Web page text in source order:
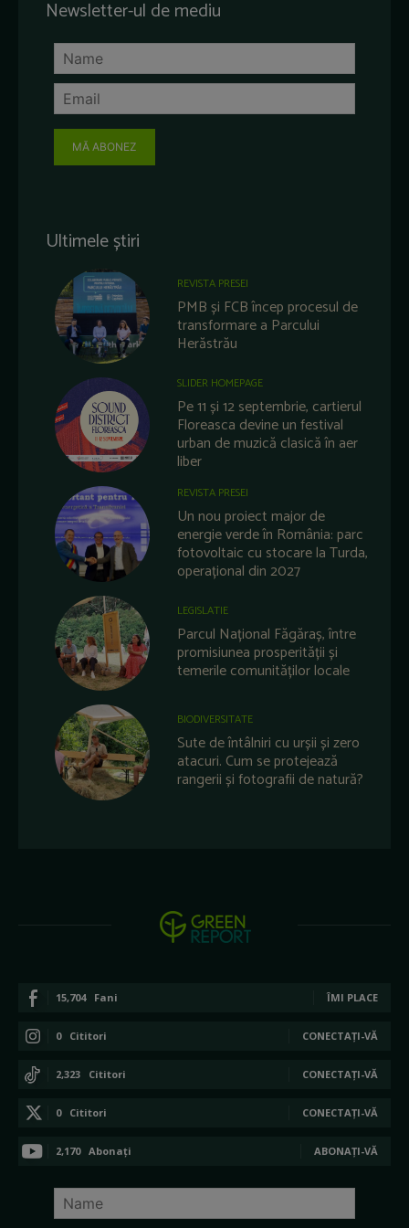
Newsletter-ul de mediu
MĂ ABONEZ
Ultimele știri
REVISTA PRESEI
PMB și FCB încep procesul de
transformare a Parcului
Herăstrău
SLIDER HOMEPAGE
Pe 11 și 12 septembrie, cartierul
Floreasca devine un festival
urban de muzică clasică în aer
liber
REVISTA PRESEI
Un nou proiect major de
energie verde în România: parc
fotovoltaic cu stocare la Turda,
operațional din 2027
LEGISLATIE
Parcul Național Făgăraș, între
promisiunea prosperității și
temerile comunităților locale
BIODIVERSITATE
Sute de întâlniri cu urșii și zero
atacuri. Cum se protejează
rangerii și fotografii de natură?
15,704 Fani ÎMI PLACE
0 Cititori CONECTAȚI-VĂ
2,323 Cititori CONECTAȚI-VĂ
0 Cititori CONECTAȚI-VĂ
2,170 Abonați ABONAȚI-VĂ